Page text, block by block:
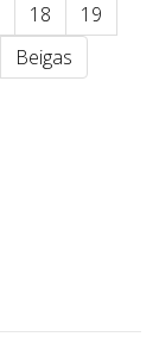
18
19
Beigas